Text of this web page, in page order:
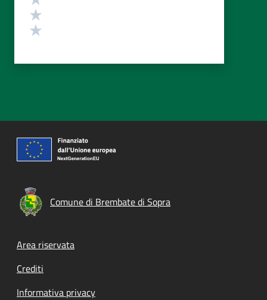
Comune di Brembate di Sopra
Footer menu
Area riservata
Crediti
Informativa privacy